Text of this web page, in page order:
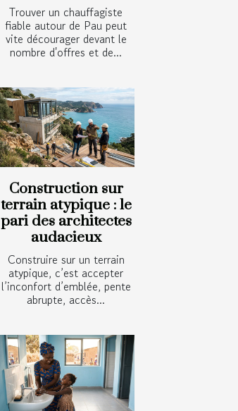
Trouver un chauffagiste
fiable autour de Pau peut
vite décourager devant le
nombre d'offres et de...
Construction sur
terrain atypique : le
pari des architectes
audacieux
Construire sur un terrain
atypique, c’est accepter
l’inconfort d’emblée, pente
abrupte, accès...